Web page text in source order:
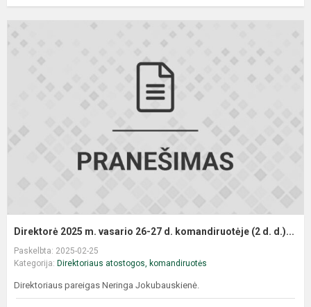
Direktorė 2025 m. vasario 26-27 d. komandiruotėje (2 d. d.)...
Paskelbta: 2025-02-25
Kategorija: Direktoriaus atostogos, komandiruotės
Direktoriaus pareigas Neringa Jokubauskienė.